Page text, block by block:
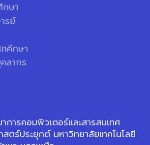
ษา
รย์
ศึกษา
ลากร
การคอมพิวเตอร์และสารสนเทศ
ตร์ประยุกต์ มหาวิทยาลัยเทคโนโลยี